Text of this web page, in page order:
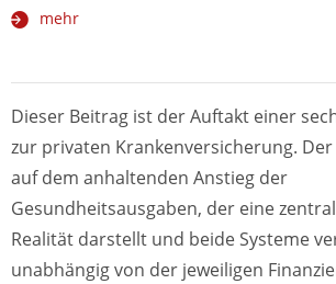
mehr
Dieser Beitrag ist der Auftakt einer
zur privaten Krankenversicherung.
auf dem anhaltenden Anstieg der
Gesundheitsausgaben, der eine
Realität darstellt und beide Systeme
unabhängig von der jeweiligen